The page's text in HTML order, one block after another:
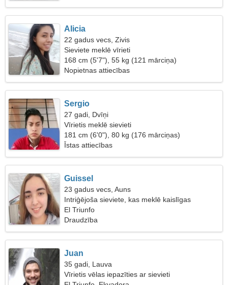
Alicia
22 gadus vecs, Zivis
Sieviete meklē vīrieti
168 cm (5'7"), 55 kg (121 mārciņa)
Nopietnas attiecības
Sergio
27 gadi, Dvīņi
Vīrietis meklē sievieti
181 cm (6'0"), 80 kg (176 mārciņas)
Īstas attiecības
Guissel
23 gadus vecs, Auns
Intriģējoša sieviete, kas meklē kaislīgas
attiecības
El Triunfo
Draudzība
Juan
35 gadi, Lauva
Vīrietis vēlas iepazīties ar sievieti